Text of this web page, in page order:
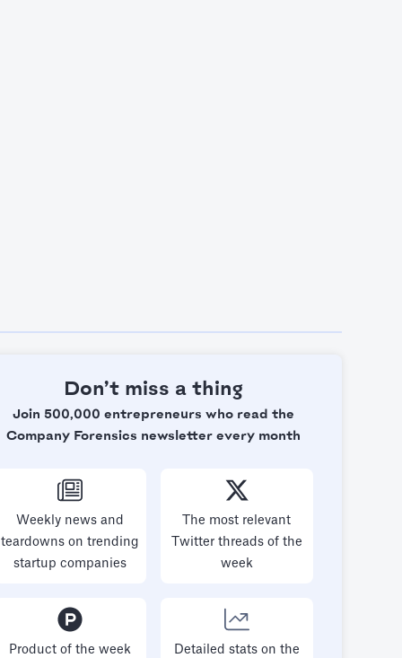
Don’t miss a thing
Join 500,000 entrepreneurs who read the
Company Forensics newsletter every month
Weekly news and
teardowns on trending
startup companies
The most relevant
Twitter threads of the
week
Product of the week
Detailed stats on the